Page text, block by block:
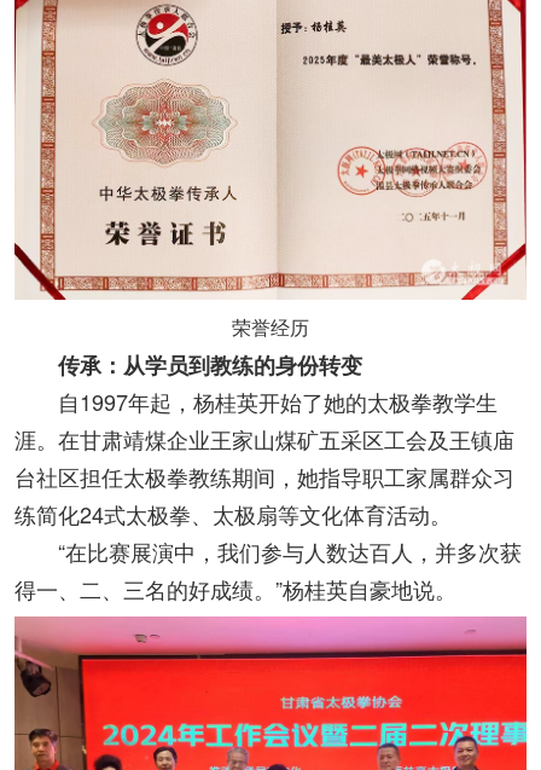
荣誉经历
传承：从学员到教练的身份转变
自1997年起，杨桂英开始了她的太极拳教学生
涯。在甘肃靖煤企业王家山煤矿五采区工会及王镇庙
台社区担任太极拳教练期间，她指导职工家属群众习
练简化24式太极拳、太极扇等文化体育活动。
“在比赛展演中，我们参与人数达百人，并多次获
得一、二、三名的好成绩。”杨桂英自豪地说。